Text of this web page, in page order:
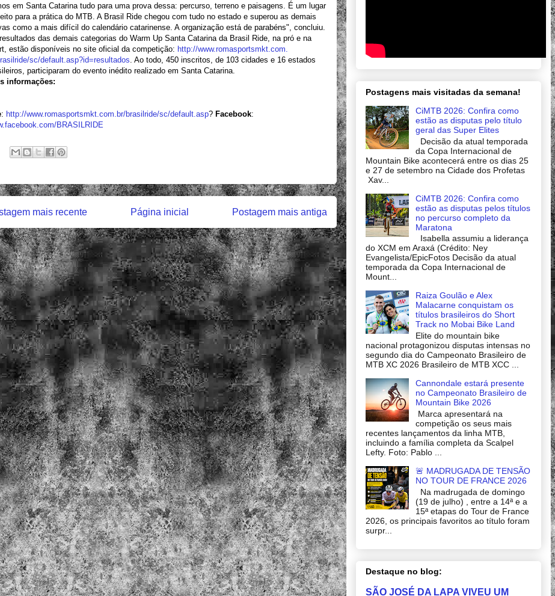
em Santa Catarina tudo para uma prova dessa: percurso, terreno e paisagens. É um lugar
para a prática do MTB. A Brasil Ride chegou com tudo no estado e superou as demais
como a mais difícil do calendário catarinense. A organização está de parabéns", concluiu.
das demais categorias do Warm Up Santa Catarina da Brasil Ride, na pró e na
estão disponíveis no site oficial da competição: http://www.romasportsmkt.com.
sc/default.asp?id=resultados . Ao todo, 450 inscritos, de 103 cidades e 16 estados
participaram do evento inédito realizado em Santa Catarina.
informações:
: http://www.romasportsmkt.com. br/brasilride/sc/default.asp? Facebook:
BRASILRIDE
mais recente Postagem mais antiga
Página inicial
Postagens mais visitadas da semana!
CiMTB 2026: Confira como
estão as disputas pelo título
geral das Super Elites
Decisão da atual temporada
da Copa Internacional de
Mountain Bike acontecerá entre os dias 25
e 27 de setembro na Cidade dos Profetas
Xav...
CiMTB 2026: Confira como
estão as disputas pelos títulos
no percurso completo da
Maratona
Isabella assumiu a liderança
do XCM em Araxá (Crédito: Ney
Evangelista/EpicFotos Decisão da atual
temporada da Copa Internacional de
Mount...
Raiza Goulão e Alex
Malacarne conquistam os
títulos brasileiros do Short
Track no Mobai Bike Land
Elite do mountain bike
nacional protagonizou disputas intensas no
segundo dia do Campeonato Brasileiro de
MTB XC 2026 Brasileiro de MTB XCC ...
Cannondale estará presente
no Campeonato Brasileiro de
Mountain Bike 2026
Marca apresentará na
competição os seus mais
recentes lançamentos da linha MTB,
incluindo a família completa da Scalpel
Lefty. Foto: Pablo ...
🚨 MADRUGADA DE TENSÃO
NO TOUR DE FRANCE 2026
Na madrugada de domingo
(19 de julho) , entre a 14ª e a
15ª etapas do Tour de France
2026, os principais favoritos ao título foram
surpr...
Destaque no blog:
SÃO JOSÉ DA LAPA VIVEU UM